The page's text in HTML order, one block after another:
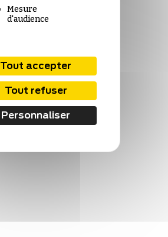
Mesure
d'audience
Tout accepter
Tout refuser
Personnaliser